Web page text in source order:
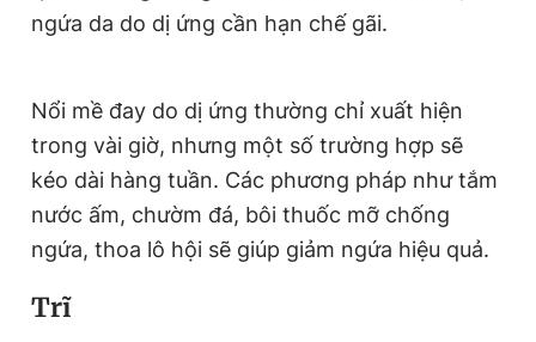
ngứa da do dị ứng cần hạn chế gãi.
Nổi mề đay do dị ứng thường chỉ xuất hiện
trong vài giờ, nhưng một số trường hợp sẽ
kéo dài hàng tuần. Các phương pháp như tắm
nước ấm, chườm đá, bôi thuốc mỡ chống
ngứa, thoa lô hội sẽ giúp giảm ngứa hiệu quả.
Trĩ